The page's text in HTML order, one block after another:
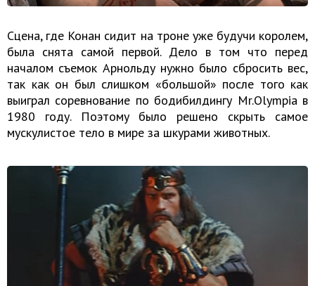
Сцена, где Конан сидит на троне уже будучи королем,
была снята самой первой. Дело в том что перед
началом съемок Арнольду нужно было сбросить вес,
так как он был слишком «большой» после того как
выиграл соревнование по бодибилдингу Mr.Olympia в
1980 году. Поэтому было решено скрыть самое
мускулистое тело в мире за шкурами животных.